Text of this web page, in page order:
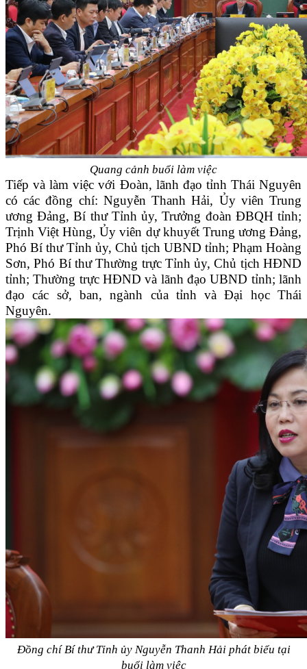
Quang cảnh buổi làm việc
Tiếp và làm việc với Đoàn, lãnh đạo tỉnh Thái Nguyên
có các đồng chí: Nguyễn Thanh Hải, Ủy viên Trung
ương Đảng, Bí thư Tỉnh ủy, Trưởng đoàn ĐBQH tỉnh;
Trịnh Việt Hùng, Ủy viên dự khuyết Trung ương Đảng,
Phó Bí thư Tỉnh ủy, Chủ tịch UBND tỉnh; Phạm Hoàng
Sơn, Phó Bí thư Thường trực Tỉnh ủy, Chủ tịch HĐND
tỉnh; Thường trực HĐND và lãnh đạo UBND tỉnh; lãnh
đạo các sở, ban, ngành của tỉnh và Đại học Thái
Nguyên.
Đồng chí Bí thư Tỉnh ủy Nguyễn Thanh Hải phát biểu tại
buổi làm việc